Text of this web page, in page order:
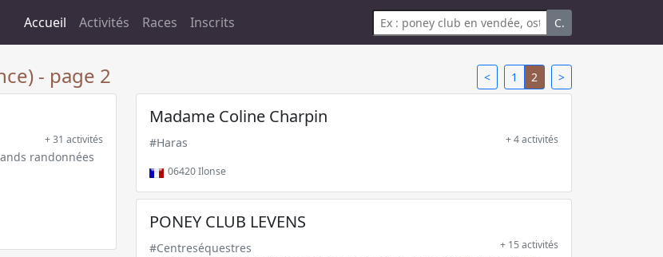
Accueil Activités Races Inscrits C.
< 1 2 >
- page 2
+ 31 activités
randonnées
Madame Coline Charpin
#Haras + 4 activités
06420Ilonse
PONEY CLUB LEVENS
#Centreséquestres + 15 activités